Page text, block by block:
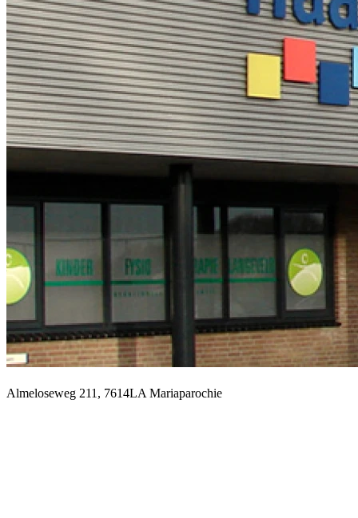
Almeloseweg 211, 7614LA Mariaparochie